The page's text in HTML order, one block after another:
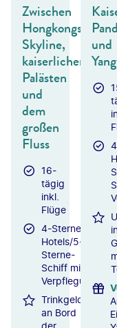
Zwischen
Hongkongs
Skyline,
kaiserlichen
Palästen
und
dem
großen
Fluss
16-
tägig
inkl.
Flüge
4-Sterne-
Hotels/5-
Sterne-
Schiff mit
Verpflegung
Trinkgelder
an Bord
der
und